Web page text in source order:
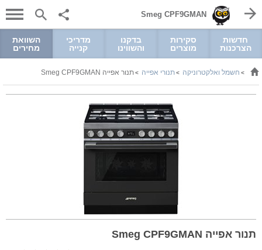
Smeg CPF9GMAN
חדשות
הצרכנות
סקירות
מוצרים
בדקנו
והשווינו
מדריכי
קנייה
השוואת
מחירים
> חשמל ואלקטרוניקה >תנורי אפייה >תנור אפייה Smeg CPF9GMAN
תנור אפייה Smeg CPF9GMAN